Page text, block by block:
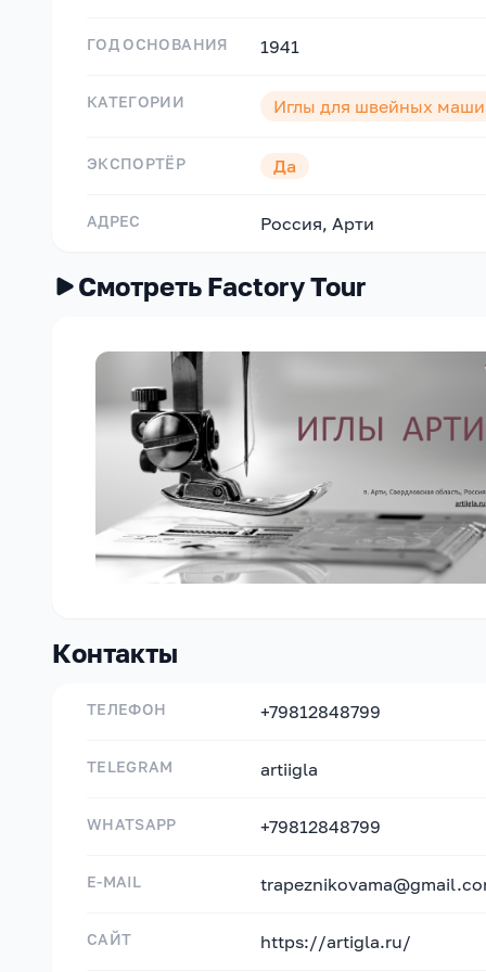
ГОД ОСНОВАНИЯ 1941
КАТЕГОРИИ Иглы для швейных
ЭКСПОРТЁР Да
АДРЕС Россия, Арти
Смотреть Factory Tour
Контакты
ТЕЛЕФОН +79812848799
TELEGRAM artiigla
WHATSAPP +79812848799
E-MAIL
САЙТ https://artigla.ru/